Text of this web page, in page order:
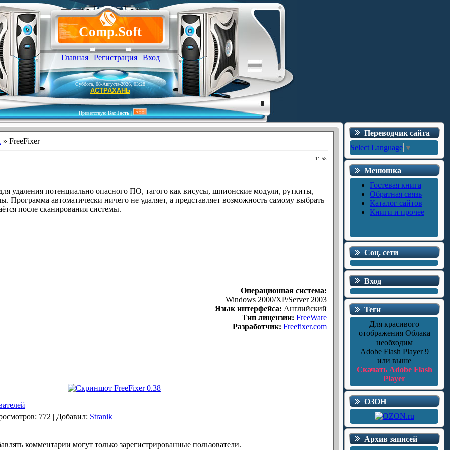
Comp.Soft
Главная| Регистрация| Вход
Суббота, 08-Августа-2026, 03:28
АСТРАХАНЬ
Приветствую Вас Гость|
» FreeFixer
11:58
удаления потенциально опасного ПО, тагого как висусы, шпионские модули, руткиты,
Программа автоматически ничего не удаляет, а представляет возможность самому выбрать
после сканирования системы.
Операционная система:
Windows 2000/XP/Server 2003
Язык интерфейса: Английский
Тип лицензии: FreeWare
Разработчик: Freefixer.com
: 772 | Добавил: Stranik
комментарии могут только зарегистрированные пользователи.
Переводчик сайта
Select Language ▼
Менюшка
Гостевая книга
Обратная связь
Каталог сайтов
Книги и прочее
Соц. сети
Вход
Теги
Для красивого
отображения Облака
необходим
Adobe Flash Player 9
или выше
Скачать Adobe Flash
Player
ОЗОН
Архив записей